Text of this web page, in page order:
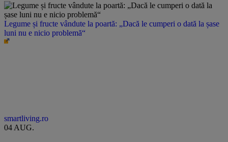
Legume și fructe vândute la poartă: „Dacă le cumperi o dată la șase
luni nu e nicio problemă“
smartliving.ro
04 AUG.